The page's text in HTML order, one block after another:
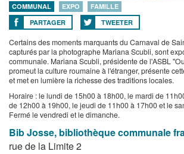
COMMUNAL EXPO
FAMILLE
PARTAGER
TWEETER
Certains des moments marquants du Carnaval de
capturés par la photographe Mariana Scubli, sont
communale. Mariana Scubli, présidente de l'ASBL
promeut la culture roumaine à l'étranger, présente
et met en lumière la richesse des traditions locales.
Horaire : le lundi de 15h00 à 18h00, le mardi de
de 12h00 à 19h00, le jeudi de 11h00 à 17h00 et le
Fermé le vendredi et le dimanche.
Bib Josse, bibliothèque communale
rue de la Limite 2